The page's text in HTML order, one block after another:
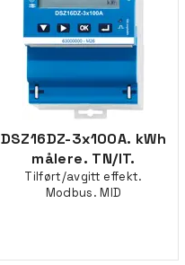
DSZ16DZ-3x100A. kWh
målere. TN/IT.
Tilført/avgitt effekt.
Modbus. MID